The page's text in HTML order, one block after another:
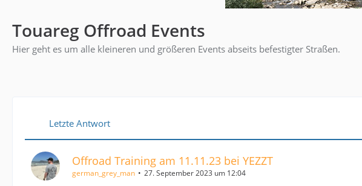
Touareg Offroad Events
Hier geht es um alle kleineren und größeren Events abseits befestigter Straßen.
Letzte Antwort
Offroad Training am 11.11.23 bei YEZZT
german_grey_man 27. September 2023 um 12:04